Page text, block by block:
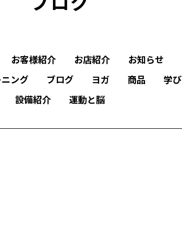
お客様紹介 お店紹介 お知らせ
ニング ブログ ヨガ 商品 学び
設備紹介
運動と脳